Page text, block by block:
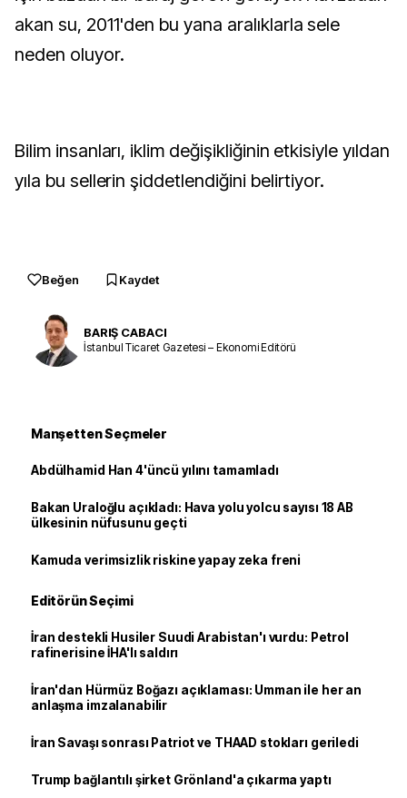
akan su, 2011'den bu yana aralıklarla sele
neden oluyor.
Bilim insanları, iklim değişikliğinin etkisiyle yıldan
yıla bu sellerin şiddetlendiğini belirtiyor.
Beğen Kaydet
BARIŞ CABACI
İstanbul Ticaret Gazetesi – Ekonomi Editörü
Manşetten Seçmeler
Abdülhamid Han 4'üncü yılını tamamladı
Bakan Uraloğlu açıkladı: Hava yolu yolcu sayısı 18 AB
ülkesinin nüfusunu geçti
Kamuda verimsizlik riskine yapay zeka freni
Editörün Seçimi
İran destekli Husiler Suudi Arabistan'ı vurdu: Petrol
rafinerisine İHA'lı saldırı
İran'dan Hürmüz Boğazı açıklaması: Umman ile her an
anlaşma imzalanabilir
İran Savaşı sonrası Patriot ve THAAD stokları geriledi
Trump bağlantılı şirket Grönland'a çıkarma yaptı